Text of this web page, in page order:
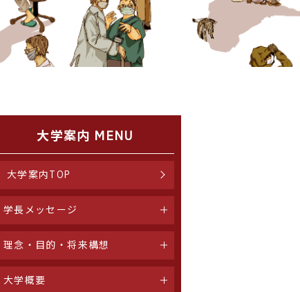
大学案内 MENU
大学案内TOP
学長メッセージ
理念・目的・将来構想
大学概要